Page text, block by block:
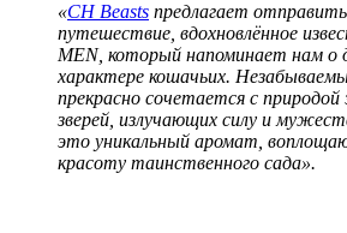
«CH Beasts предлагает
путешествие, вдохновлённое
MEN, который напоминает нам о
характере кошачьих.
прекрасно сочетается с
зверей, излучающих силу и
это уникальный аромат,
красоту таинственного сада».